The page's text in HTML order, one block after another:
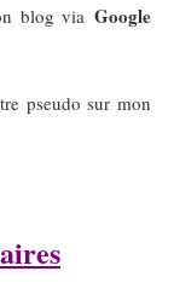
blog via Google
pseudo sur mon